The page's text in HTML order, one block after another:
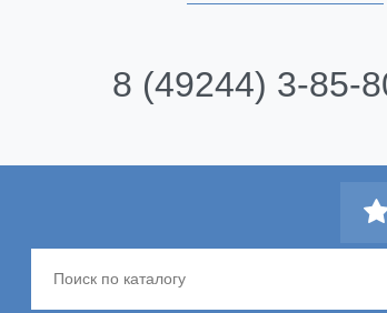
8 (49244) 3-85-